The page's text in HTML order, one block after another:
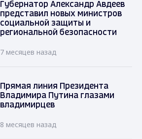
Губернатор Александр Авдеев
представил новых министров
социальной защиты и
региональной безопасности
7 месяцев назад
Прямая линия Президента
Владимира Путина глазами
владимирцев
8 месяцев назад